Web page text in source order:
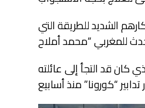
الشديد للطريقة التي
كان قد التجأ إلى عائلته